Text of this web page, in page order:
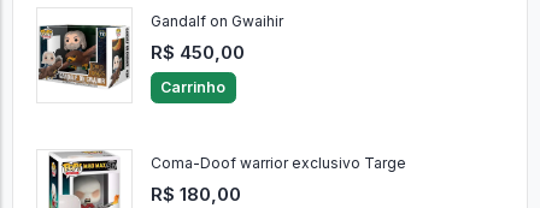
Gandalf on Gwaihir
R$ 450,00
Carrinho
Coma-Doof warrior exclusivo Targe
R$ 180,00